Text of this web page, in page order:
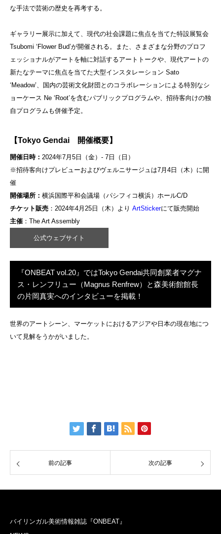
な手法で芸術の歴史を再考する。
ギャラリー展示に加えて、現代の社会課題に焦点を当てた特設展覧会
Tsubomi ‘Flower Bud’が開催される。また、さまざまな分野のプロフ
ェッショナルがアートを軸に対話するアートトークや、現代アートの
新たなテーマに焦点を当てた大型インスタレーション Sato
‘Meadow’、国内の芸術文化財団とのコラボレーションによる特別なシ
ョーケース Ne ‘Root’を含むパブリックプログラムや、招待客向けの独
自プログラムも併催予定。
【Tokyo Gendai 開催概要】
開催日時： 2024年7月5日（金）- 7日（日）
※招待客向けプレビューおよびヴェルニサージュは7月4日（木）に開
催
開催場所： 横浜国際平和会議場（パシフィコ横浜）ホールC/D
チケット販売 ：2024年4月25日（木）より ArtStickerにて販売開始
主催 ：The Art Assembly
公式ウェブサイト
『ONBEAT vol.20』ではTokyo Gendai共同創業者マグナ
ス・レンフリュー（Magnus Renfrew）と森美術館館長
の片岡真実へのインタビューを掲載！
世界のアートシーン、マーケットにおけるアジアや日本の現在地につ
いて見解をうかがいました。
前の記事 次の記事
バイリンガル美術情報雑誌『ONBEAT』